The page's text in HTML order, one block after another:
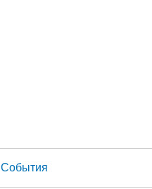
События